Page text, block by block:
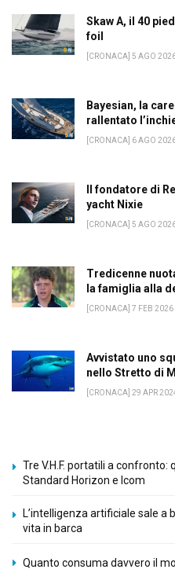
Skaw A, il 40
foil
[CRONACA] 5 AGO
Bayesian, la
rallentato
[CRONACA] 6 AGO
Il fondatore di
yacht Nixie
[CRONACA] 5 AGO
Tredicenne
la famiglia alla
[CRONACA] 7 FEB 2026
Avvistato uno
nello Stretto di
[CRONACA] 29 APR
Tre V.H.F. portatili a confronto:
Standard Horizon e Icom
L’intelligenza artificiale sale a
vita in barca
Quanto consuma davvero il